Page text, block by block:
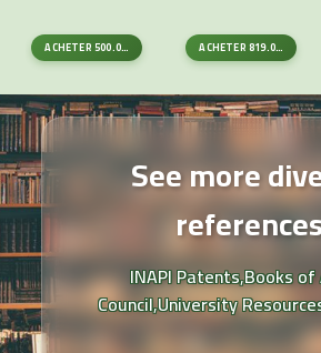
ACHETER500.00DA ACHETER819.00DA
See more
references
INAPI Patents,Books of
Council,University